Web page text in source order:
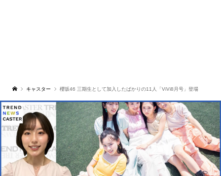
キャスター 櫻坂46 三期生として加入したばかりの11人「ViVi8月号」登場